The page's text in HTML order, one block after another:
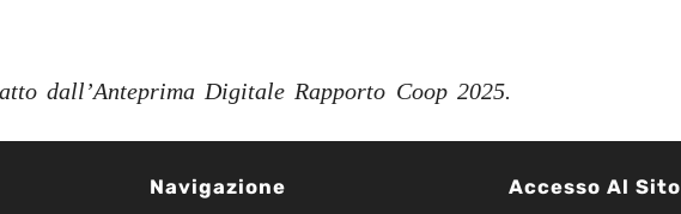
dall’Anteprima Digitale Rapporto Coop 2025.
Navigazione Accesso Al Sito